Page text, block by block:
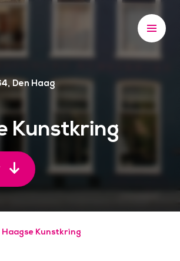
Den Haag
Kunstkring
Haagse Kunstkring